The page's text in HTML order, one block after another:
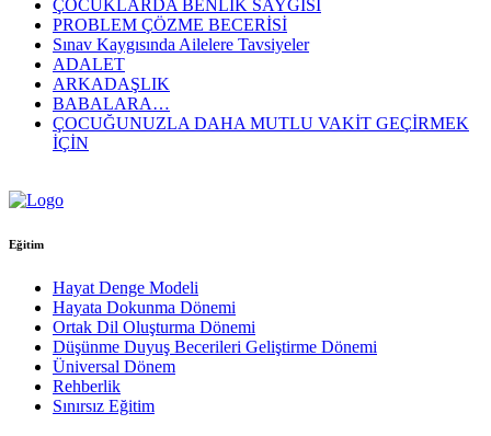
ÇOCUKLARDA BENLİK SAYGISI
PROBLEM ÇÖZME BECERİSİ
Sınav Kaygısında Ailelere Tavsiyeler
ADALET
ARKADAŞLIK
BABALARA…
ÇOCUĞUNUZLA DAHA MUTLU VAKİT GEÇİRMEK
İÇİN
Eğitim
Hayat Denge Modeli
Hayata Dokunma Dönemi
Ortak Dil Oluşturma Dönemi
Düşünme Duyuş Becerileri Geliştirme Dönemi
Üniversal Dönem
Rehberlik
Sınırsız Eğitim